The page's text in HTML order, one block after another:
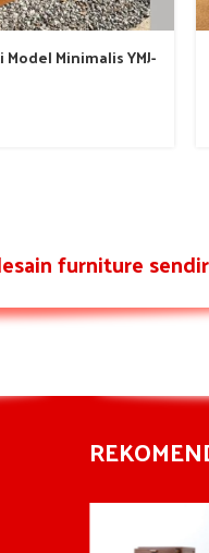
Model Minimalis YMJ-
furniture